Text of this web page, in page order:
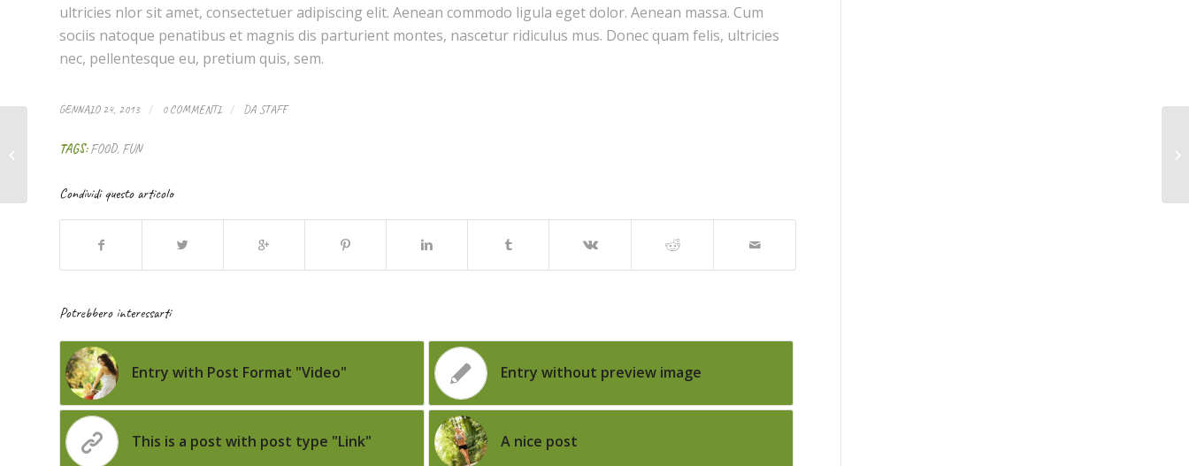
ultricies nlor sit amet, consectetuer adipiscing elit. Aenean commodo ligula eget dolor. Aenean massa. Cum
sociis natoque penatibus et magnis dis parturient montes, nascetur ridiculus mus. Donec quam felis, ultricies
nec, pellentesque eu, pretium quis, sem.
GENNAIO 24, 2013 / 0 COMMENTI / DA STAFF
TAGS: FOOD, FUN
Condividi questo articolo
Potrebbero interessarti
Entry with Post Format "Video" Entry without preview image
This is a post with post type "Link" A nice post
This is a post with post type “Link”